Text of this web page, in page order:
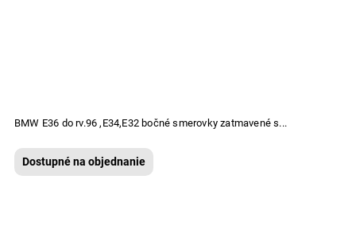
BMW E36 do rv.96 ,E34,E32 bočné smerovky zatmavené s...
Dostupné na objednanie